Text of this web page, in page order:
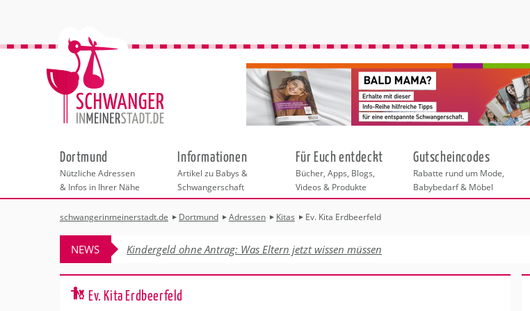
Dortmund
Nützliche Adressen
& Infos in Ihrer Nähe
Städteauswahl
Adressen
Hebammen
Geburtshäuser
Frauenärzte
Behördengänge &
Checklisten
Beratungsstellen
Kinderwunschzentren Duisburg
Schwangerschaftskurse
Erste Hilfe & Beratung
Rückbildung
Shopping
Wellness & Gesundheit
Fotografie & Dienstleistungen
Informationen
Artikel zu Babys &
Schwangerschaft
Für Euch entdeckt
Bücher, Apps, Blogs,
Videos & Produkte
Gutscheincodes
Rabatte rund um Mode,
Babybedarf & Möbel
schwangerinmeinerstadt.de Dortmund Adressen Kitas Ev. Kita Erdbeerfeld
NEWS Kindergeld ohne Antrag: Was Eltern jetzt wissen müssen
Ev. Kita Erdbeerfeld